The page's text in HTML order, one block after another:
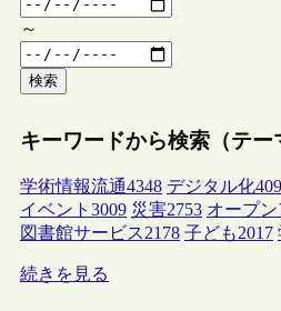
～
検索
キーワードから検索（テー
学術情報流通4348 デジタル化
イベント 3009 災害2753 オープ
図書館サービス2178 子ども2017
続きを見る